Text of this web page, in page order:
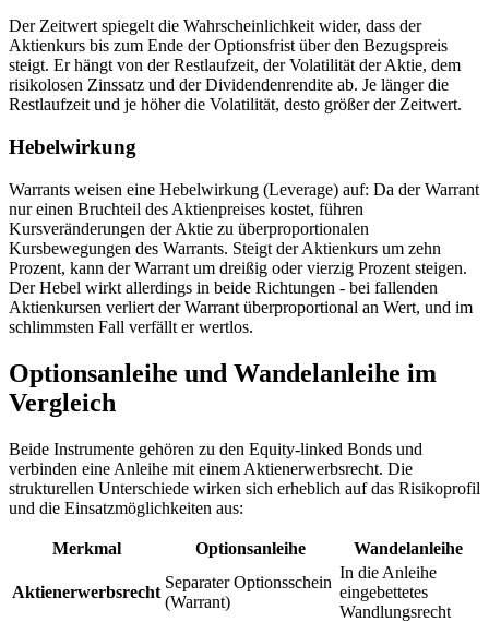
Der Zeitwert spiegelt die Wahrscheinlichkeit wider, dass der
Aktienkurs bis zum Ende der Optionsfrist über den Bezugspreis
steigt. Er hängt von der Restlaufzeit, der Volatilität der Aktie, dem
risikolosen Zinssatz und der Dividendenrendite ab. Je länger die
Restlaufzeit und je höher die Volatilität, desto größer der Zeitwert.
Hebelwirkung
Warrants weisen eine Hebelwirkung (Leverage) auf: Da der Warrant
nur einen Bruchteil des Aktienpreises kostet, führen
Kursveränderungen der Aktie zu überproportionalen
Kursbewegungen des Warrants. Steigt der Aktienkurs um zehn
Prozent, kann der Warrant um dreißig oder vierzig Prozent steigen.
Der Hebel wirkt allerdings in beide Richtungen - bei fallenden
Aktienkursen verliert der Warrant überproportional an Wert, und im
schlimmsten Fall verfällt er wertlos.
Optionsanleihe und Wandelanleihe im
Vergleich
Beide Instrumente gehören zu den Equity-linked Bonds und
verbinden eine Anleihe mit einem Aktienerwerbsrecht. Die
strukturellen Unterschiede wirken sich erheblich auf das Risikoprofil
und die Einsatzmöglichkeiten aus:
Merkmal Optionsanleihe Wandelanleihe
Aktienerwerbsrecht
Separater Optionsschein
(Warrant)
In die Anleihe
eingebettetes
Wandlungsrecht